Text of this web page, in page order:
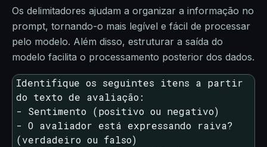
Os delimitadores ajudam a organizar a informação no
prompt, tornando-o mais legível e fácil de processar
pelo modelo. Além disso, estruturar a saída do
modelo facilita o processamento posterior dos dados.
Identifique os seguintes itens a partir
do texto de avaliação:
- Sentimento (positivo ou negativo)
- O avaliador está expressando raiva?
(verdadeiro ou falso)